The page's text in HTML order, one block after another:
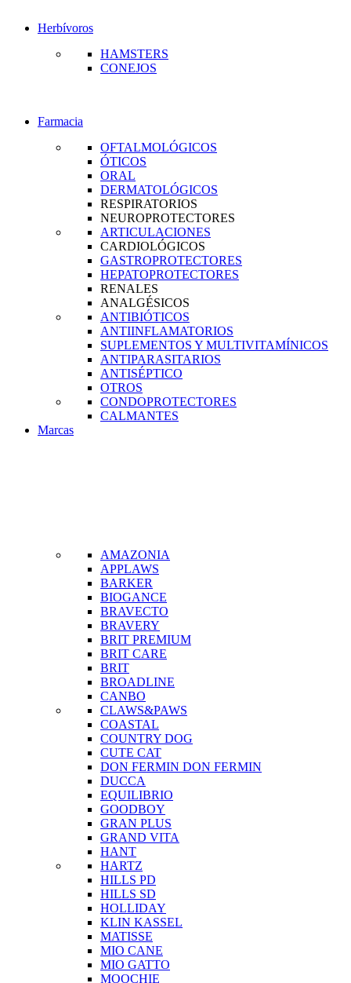
Herbívoros
HAMSTERS
CONEJOS
Farmacia
OFTALMOLÓGICOS
ÓTICOS
ORAL
DERMATOLÓGICOS
RESPIRATORIOS
NEUROPROTECTORES
ARTICULACIONES
CARDIOLÓGICOS
GASTROPROTECTORES
HEPATOPROTECTORES
RENALES
ANALGÉSICOS
ANTIBIÓTICOS
ANTIINFLAMATORIOS
SUPLEMENTOS Y MULTIVITAMÍNICOS
ANTIPARASITARIOS
ANTISÉPTICO
OTROS
CONDOPROTECTORES
CALMANTES
Marcas
AMAZONIA
APPLAWS
BARKER
BIOGANCE
BRAVECTO
BRAVERY
BRIT PREMIUM
BRIT CARE
BRIT
BROADLINE
CANBO
CLAWS&PAWS
COASTAL
COUNTRY DOG
CUTE CAT
DON FERMIN DON FERMIN
DUCCA
EQUILIBRIO
GOODBOY
GRAN PLUS
GRAND VITA
HANT
HARTZ
HILLS PD
HILLS SD
HOLLIDAY
KLIN KASSEL
MATISSE
MIO CANE
MIO GATTO
MOOCHIE